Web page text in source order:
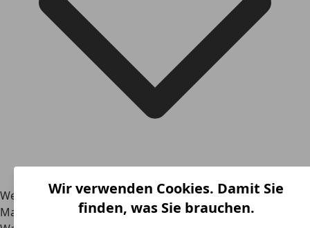
Wer den Fiat 850 heutzutage auf dem Gebrauchtwagen-
Markt erstehen möchte, muss je nach Zustand des
Wir verwenden Cookies. Damit Sie
finden, was Sie brauchen.